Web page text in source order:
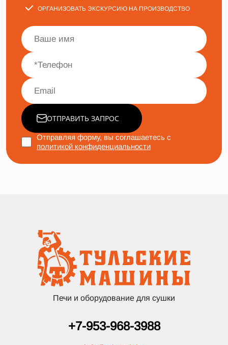
ОРГАНИЗОВАТЬ ЭКСКУРСИЮ НА ПРОИЗВОДСТВО
ОТПРАВИТЬ ЗАПРОС
Отправляя форму, вы соглашаетесь с
политикой конфиденциальности
Печи и оборудование для сушки
+7-953-968-3988